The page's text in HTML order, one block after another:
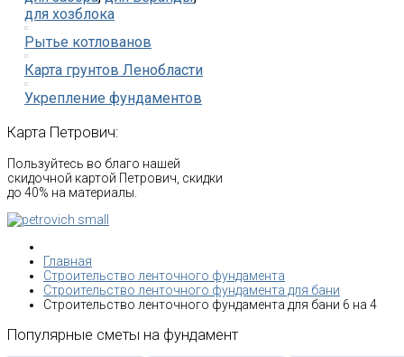
для хозблока
Рытье котлованов
Карта грунтов Ленобласти
Укрепление фундаментов
Карта Петрович:
Пользуйтесь во благо нашей
скидочной картой Петрович, скидки
до 40% на материалы.
Главная
Строительство ленточного фундамента
Строительство ленточного фундамента для бани
Строительство ленточного фундамента для бани 6 на 4
Популярные сметы на фундамент